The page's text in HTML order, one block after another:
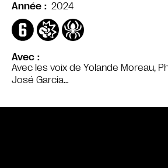
Avec
Avec les voix de Yolande Moreau,
José Garcia…
Année
2024